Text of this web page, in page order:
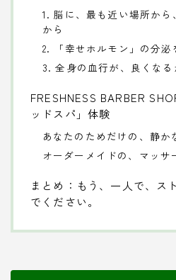
1. 脳に、最も近い場所から
から
2. 「幸せホルモン」の分泌
3. 全身の血行が、良くなる
FRESHNESS BARBER
ッドスパ」体験
あなたのためだけの、静か
オーダーメイドの、マッサ
まとめ：もう、一人で、ス
でください。